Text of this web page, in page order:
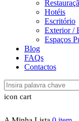
Hotéis
Escritório
Exterior /
Espaços
Blog
FAQs
Contactos
icon cart